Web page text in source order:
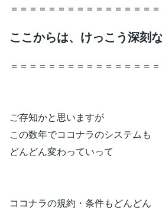
＝＝＝＝＝＝＝＝＝＝＝＝＝＝＝
ここからは、けっこう深刻
＝＝＝＝＝＝＝＝＝＝＝＝＝＝＝
ご存知かと思いますが
この数年でココナラのシステムも
どんどん変わっていって
ココナラの規約・条件もどんどん